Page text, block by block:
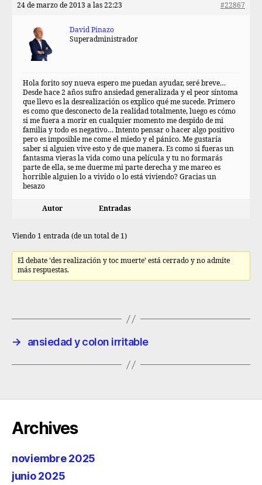
24 de marzo de 2013 a las 22:23 #22867
David Pinazo
Superadministrador
Hola forito soy nueva espero me puedan ayudar, seré breve…
Desde hace 2 años sufro ansiedad generalizada y el peor síntoma
que llevo es la desrealización os explico qué me sucede. Primero
es como que desconecto de la realidad totalmente, luego es cómo
si me fuera a morir en cualquier momento me despido de mi
familia y todo es negativo… Intento pensar o hacer algo positivo
pero es imposible me come el miedo y el pánico. Me gustaría
saber si alguien vive esto y de que manera. Es como si fueras un
fantasma vieras la vida como una película y tu no formarás
parte de ella, se me duerme mi parte derecha y me mareo es
horrible alguien lo a vivido o lo está viviendo? Gracias un
besazo
Autor Entradas
Viendo 1 entrada (de un total de 1)
El debate ‘des realización y toc muerte’ está cerrado y no admite
más respuestas.
→ ansiedad y colon irritable
Archives
noviembre 2025
junio 2025